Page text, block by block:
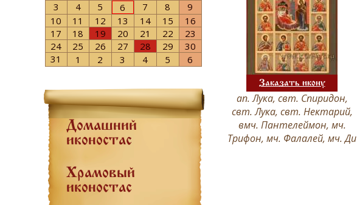
3
4 5 6 7 8
9
10
11 12 13 14 15
16
17
18 19 20 21 22
23
24
25 26 27 28 29
30
31
1 2 3 4 5 6
Домашний
иконостас
Храмовый
иконостас
Заказать икону
ап. Лука, свт. Спиридон,
свт. Лука, свт. Нектарий,
вмч. Пантелеймон, мч.
Трифон, мч. Фалалей, мч. Ди